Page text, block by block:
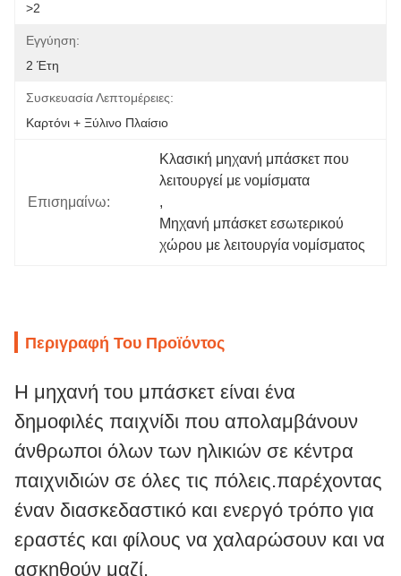
>2
Εγγύηση:
2 Έτη
Συσκευασία Λεπτομέρειες:
Καρτόνι + Ξύλινο Πλαίσιο
Επισημαίνω:
Κλασική μηχανή μπάσκετ που
λειτουργεί με νομίσματα
,
Μηχανή μπάσκετ εσωτερικού
χώρου με λειτουργία νομίσματος
Περιγραφή Του Προϊόντος
Η μηχανή του μπάσκετ είναι ένα
δημοφιλές παιχνίδι που απολαμβάνουν
άνθρωποι όλων των ηλικιών σε κέντρα
παιχνιδιών σε όλες τις πόλεις.παρέχοντας
έναν διασκεδαστικό και ενεργό τρόπο για
εραστές και φίλους να χαλαρώσουν και να
ασκηθούν μαζί.